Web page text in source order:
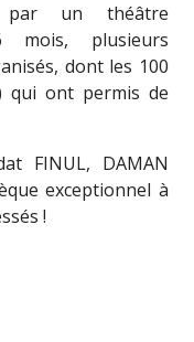
par un théâtre
mois, plusieurs
dont les 100
qui ont permis de
FINUL, DAMAN
exceptionnel à
!